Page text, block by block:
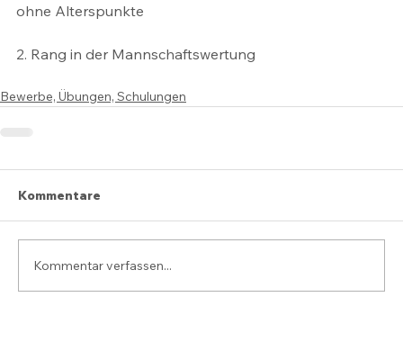
ohne Alterspunkte
2. Rang in der Mannschaftswertung
Bewerbe, Übungen, Schulungen
Kommentare
Kommentar verfassen...